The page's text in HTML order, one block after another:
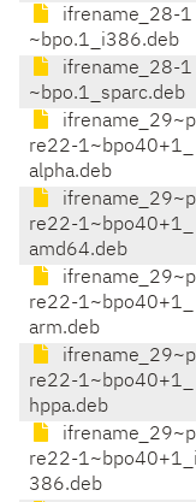
ifrename_28-1
~bpo.1_i386.deb
ifrename_28-1
~bpo.1_sparc.deb
ifrename_29~p
re22-1~bpo40+1_
alpha.deb
ifrename_29~p
re22-1~bpo40+1_
amd64.deb
ifrename_29~p
re22-1~bpo40+1_
arm.deb
ifrename_29~p
re22-1~bpo40+1_
hppa.deb
ifrename_29~p
re22-1~bpo40+1_i
386.deb